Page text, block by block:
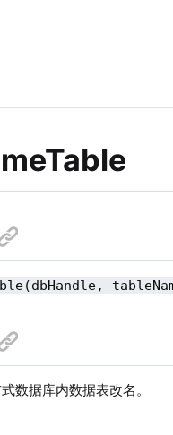
数据库内数据表改名。